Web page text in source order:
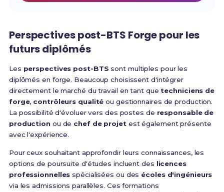
Perspectives post-BTS Forge pour les
futurs diplômés
Les perspectives post-BTS sont multiples pour les
diplômés en forge. Beaucoup choisissent d'intégrer
directement le marché du travail en tant quetechniciens de
forge, contrôleurs qualité ou gestionnaires de production.
La possibilité d'évoluer vers des postes de responsable de
productionou de chef de projetest également présente
avec l'expérience.
Pour ceux souhaitant approfondir leurs connaissances, les
options de poursuite d'études incluent des licences
professionnelles spécialisées ou des écoles d'ingénieurs
via les admissions parallèles. Ces formations